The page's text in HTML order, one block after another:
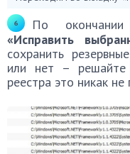
По
«Исправить
сохранить
или нет – решайте
реестра это никак не